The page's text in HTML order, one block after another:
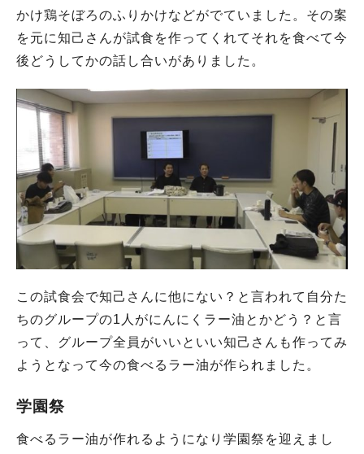
かけ鶏そぼろのふりかけなどがでていました。その案
を元に知己さんが試食を作ってくれてそれを食べて今
後どうしてかの話し合いがありました。
この試食会で知己さんに他にない？と言われて自分た
ちのグループの1人がにんにくラー油とかどう？と言
って、グループ全員がいいといい知己さんも作ってみ
ようとなって今の食べるラー油が作られました。
学園祭
食べるラー油が作れるようになり学園祭を迎えまし